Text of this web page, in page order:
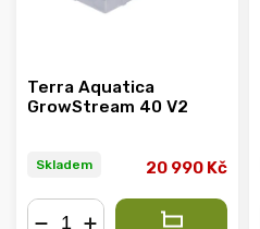
Terra Aquatica
GrowStream 40 V2
Skladem 20 990 Kč